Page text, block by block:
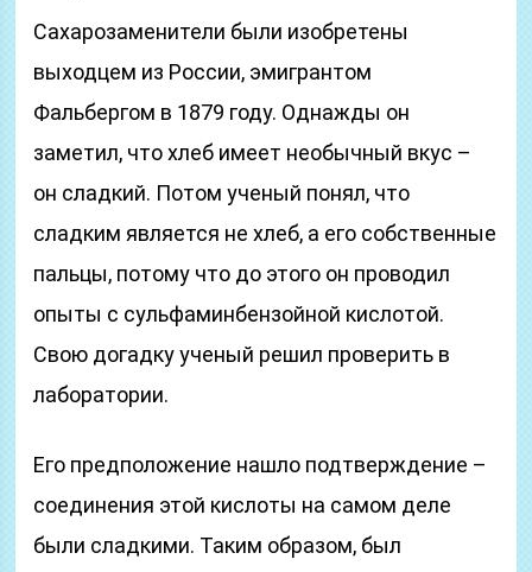
Сахарозаменители были изобретены
выходцем из России, эмигрантом
Фальбергом в 1879 году. Однажды он
заметил, что хлеб имеет необычный вкус –
он сладкий. Потом ученый понял, что
сладким является не хлеб, а его собственные
пальцы, потому что до этого он проводил
опыты с сульфаминбензойной кислотой.
Свою догадку ученый решил проверить в
лаборатории.
Его предположение нашло подтверждение –
соединения этой кислоты на самом деле
были сладкими. Таким образом, был